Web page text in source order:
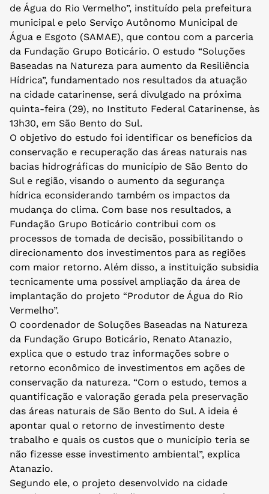
de Água do Rio Vermelho”, instituído pela prefeitura
municipal e pelo Serviço Autônomo Municipal de
Água e Esgoto (SAMAE), que contou com a parceria
da Fundação Grupo Boticário. O estudo “Soluções
Baseadas na Natureza para aumento da Resiliência
Hídrica”, fundamentado nos resultados da atuação
na cidade catarinense, será divulgado na próxima
quinta-feira (29), no Instituto Federal Catarinense, às
13h30, em São Bento do Sul.
O objetivo do estudo foi identificar os benefícios da
conservação e recuperação das áreas naturais nas
bacias hidrográficas do município de São Bento do
Sul e região, visando o aumento da segurança
hídrica econsiderando também os impactos da
mudança do clima. Com base nos resultados, a
Fundação Grupo Boticário contribui com os
processos de tomada de decisão, possibilitando o
direcionamento dos investimentos para as regiões
com maior retorno. Além disso, a instituição subsidia
tecnicamente uma possível ampliação da área de
implantação do projeto “Produtor de Água do Rio
Vermelho”.
O coordenador de Soluções Baseadas na Natureza
da Fundação Grupo Boticário, Renato Atanazio,
explica que o estudo traz informações sobre o
retorno econômico de investimentos em ações de
conservação da natureza. “Com o estudo, temos a
quantificação e valoração gerada pela preservação
das áreas naturais de São Bento do Sul. A ideia é
apontar qual o retorno de investimento deste
trabalho e quais os custos que o município teria se
não fizesse esse investimento ambiental”, explica
Atanazio.
Segundo ele, o projeto desenvolvido na cidade